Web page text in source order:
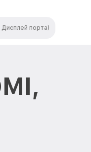
порта)